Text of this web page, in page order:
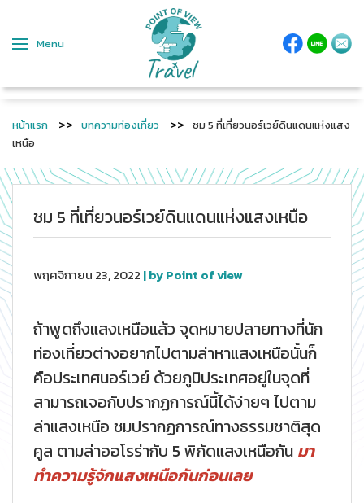
Menu
หน้าแรก บทความท่องเที่ยว
ชม 5 ที่เที่ยวนอร์เวย์ดินแดนแห่งแสง
เหนือ
ชม 5 ที่เที่ยวนอร์เวย์ดินแดนแห่งแสงเหนือ
พฤศจิกายน 23, 2022 | by Point of view
ถ้าพูดถึงแสงเหนือแล้ว จุดหมายปลายทางที่นัก
ท่องเที่ยวต่างอยากไปตามล่าหาแสงเหนือนั้นก็
คือประเทศนอร์เวย์ ด้วยภูมิประเทศอยู่ในจุดที่
สามารถเจอกับปรากฏการณ์นี้ได้ง่ายๆ ไปตาม
ล่าแสงเหนือ ชมปรากฏการณ์ทางธรรมชาติสุด
คูล ตามล่าออโรร่ากับ 5 พิกัดแสงเหนือกัน มา
ทำความรู้จักแสงเหนือกันก่อนเลย